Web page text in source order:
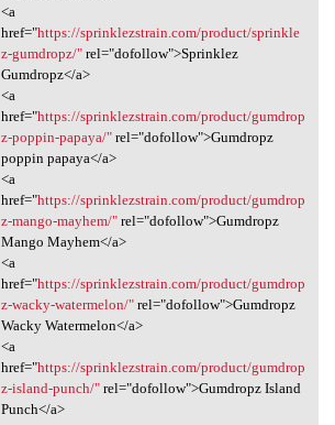
<a
href="https://sprinklezstrain.com/product/sprinkle
z-gumdropz/"rel="dofollow">Sprinklez
Gumdropz</a>
<a
href="https://sprinklezstrain.com/product/gumdrop
z-poppin-papaya/"rel="dofollow">Gumdropz
poppin papaya</a>
<a
href="https://sprinklezstrain.com/product/gumdrop
z-mango-mayhem/"rel="dofollow">Gumdropz
Mango Mayhem</a>
<a
href="https://sprinklezstrain.com/product/gumdrop
z-wacky-watermelon/"rel="dofollow">Gumdropz
Wacky Watermelon</a>
<a
href="https://sprinklezstrain.com/product/gumdrop
z-island-punch/"rel="dofollow">Gumdropz Island
Punch</a>